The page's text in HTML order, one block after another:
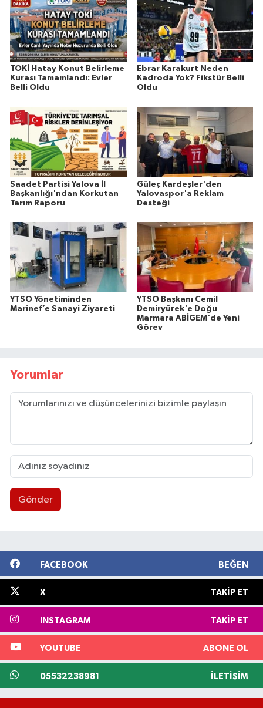
TOKİ Hatay Konut Belirleme
Kurası Tamamlandı: Evler
Belli Oldu
Ebrar Karakurt Neden
Kadroda Yok? Fikstür Belli
Oldu
Saadet Partisi Yalova İl
Başkanlığı'ndan Korkutan
Tarım Raporu
Güleç Kardeşler'den
Yalovaspor'a Reklam
Desteği
YTSO Yönetiminden
Marinef’e Sanayi Ziyareti
YTSO Başkanı Cemil
Demiryürek'e Doğu
Marmara ABİGEM'de Yeni
Görev
Yorumlar
Gönder
FACEBOOK BEĞEN
X TAKIP ET
INSTAGRAM TAKIP ET
YOUTUBE ABONE OL
05532238981 İLETIŞIM